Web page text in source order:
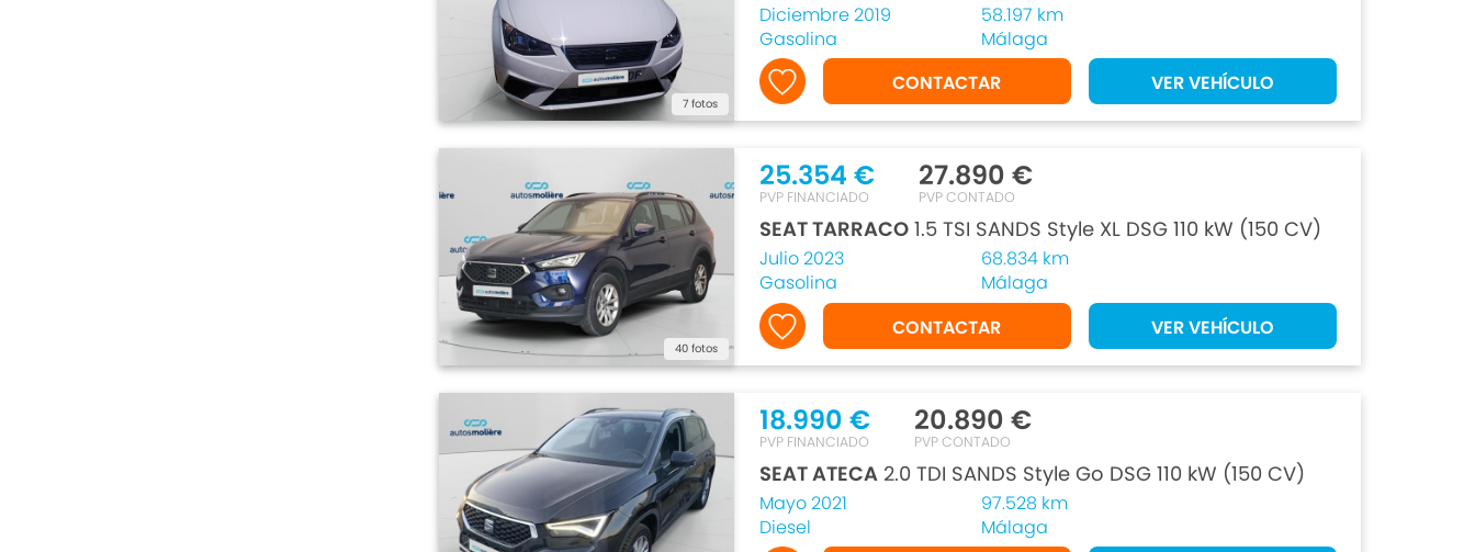
7 fotos
Diciembre 2019
Gasolina
58.197 km
Málaga
CONTACTAR
VER VEHÍCULO
40 fotos
25.354 €
PVP FINANCIADO
27.890 €
PVP CONTADO
SEAT TARRACO1.5 TSI SANDS Style XL DSG 110 kW (150 CV)
Julio 2023
Gasolina
68.834 km
Málaga
CONTACTAR
VER VEHÍCULO
18.990 €
PVP FINANCIADO
20.890 €
PVP CONTADO
SEAT ATECA2.0 TDI SANDS Style Go DSG 110 kW (150 CV)
Mayo 2021
Diesel
97.528 km
Málaga